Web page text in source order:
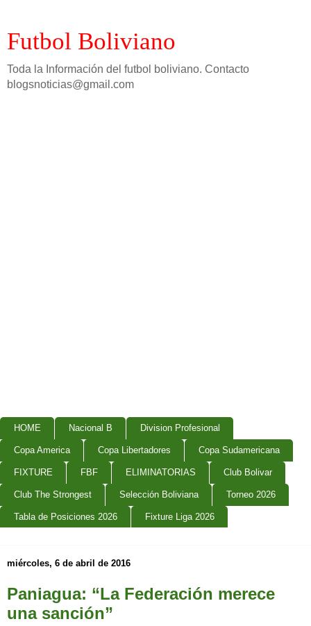
Futbol Boliviano
Toda la Información del futbol boliviano. Contacto
blogsnoticias@gmail.com
HOME Nacional B Division Profesional
Copa America Copa Libertadores Copa Sudamericana
FIXTURE FBF ELIMINATORIAS Club Bolivar
Club The Strongest Selección Boliviana Torneo 2026
Tabla de Posiciones 2026 Fixture Liga 2026
miércoles, 6 de abril de 2016
Paniagua: “La Federación merece
una sanción”